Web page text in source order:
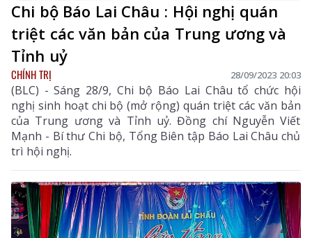
Chi bộ Báo Lai Châu : Hội nghị quán
triệt các văn bản của Trung ương và
Tỉnh uỷ
CHÍNH TRỊ 28/09/2023 20:03
(BLC) - Sáng 28/9, Chi bộ Báo Lai Châu tổ chức hội
nghị sinh hoạt chi bộ (mở rộng) quán triệt các văn bản
của Trung ương và Tỉnh uỷ. Đồng chí Nguyễn Viết
Mạnh - Bí thư Chi bộ, Tổng Biên tập Báo Lai Châu chủ
trì hội nghị.